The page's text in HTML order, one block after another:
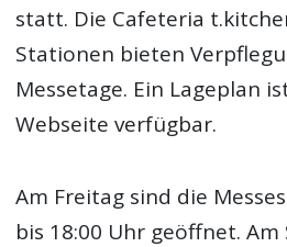
statt. Die Cafeteria
Stationen bieten
Messetage. Ein Lageplan
Webseite verfügbar.
Am Freitag sind die
bis 18:00 Uhr geöffnet.